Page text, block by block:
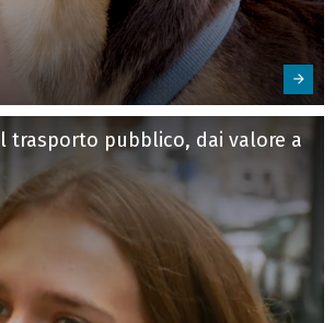
trasporto pubblico, dai valore a